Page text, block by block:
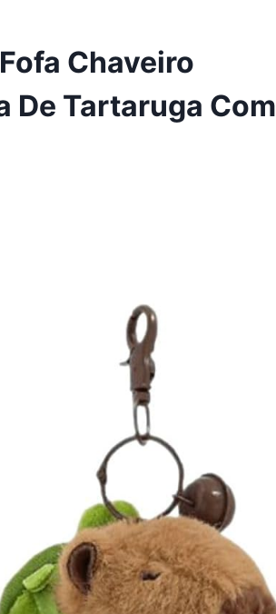
Chaveiro
De Tartaruga Com